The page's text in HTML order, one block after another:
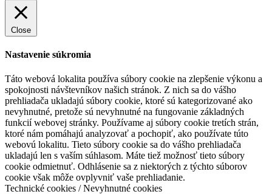
Close
Nastavenie súkromia
Táto webová lokalita používa súbory cookie na zlepšenie výkonu a
spokojnosti návštevníkov našich stránok. Z nich sa do vášho
prehliadača ukladajú súbory cookie, ktoré sú kategorizované ako
nevyhnutné, pretože sú nevyhnutné na fungovanie základných
funkcií webovej stránky. Používame aj súbory cookie tretích strán,
ktoré nám pomáhajú analyzovať a pochopiť, ako používate túto
webovú lokalitu. Tieto súbory cookie sa do vášho prehliadača
ukladajú len s vaším súhlasom. Máte tiež možnosť tieto súbory
cookie odmietnuť. Odhlásenie sa z niektorých z týchto súborov
cookie však môže ovplyvniť vaše prehliadanie.
Technické cookies / Nevyhnutné cookies